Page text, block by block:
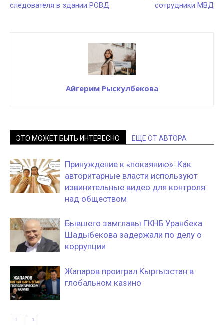
следователя в здании РОВД
сотрудники МВД
Айгерим Рыскулбекова
ЭТО МОЖЕТ БЫТЬ ИНТЕРЕСНО ЕЩЕ ОТ АВТОРА
Принуждение к «покаянию»: Как
авторитарные власти используют
извинительные видео для контроля
над обществом
Бывшего замглавы ГКНБ Уранбека
Шадыбекова задержали по делу о
коррупции
Жапаров проиграл Кыргызстан в
глобальном казино